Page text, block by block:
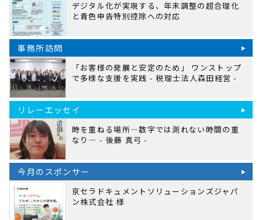
デジタル化が実現する、年末調整の超合理化
と青色申告特別控除への対応
事務所訪問
「お客様の発展と安定のため」 ワンストップ
で多様な支援を実践 - 税理士法人森田経営 -
リレーエッセイ
時を重ねる場所―数字では測れない時間の重
なり― - 後藤 真弓 -
今月のスポンサー
京セラドキュメントソリューションズジャパ
ン株式会社 様